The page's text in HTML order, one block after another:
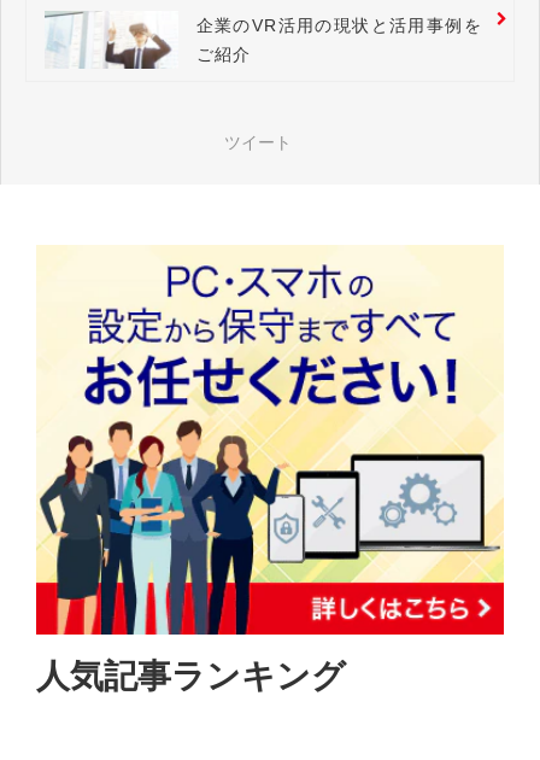
企業のVR活用の現状と活用事例を
ご紹介
ツイート
人気記事ランキング